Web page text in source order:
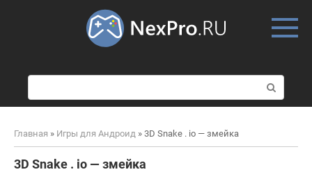
о
и
к
Главная » Игры для Андроид » 3D Snake . io — змейка
3D Snake . io — змейка